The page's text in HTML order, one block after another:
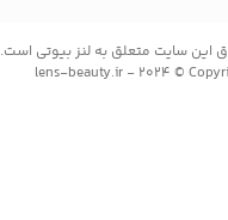
اين سايت متعلق به لنز بیوتی است.
lens-beauty.ir - 2024 ©